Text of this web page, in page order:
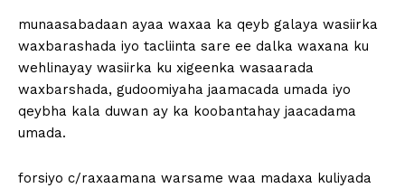
munaasabadaan ayaa waxaa ka qeyb galaya wasiirka
waxbarashada iyo tacliinta sare ee dalka waxana ku
wehlinayay wasiirka ku xigeenka wasaarada
waxbarshada, gudoomiyaha jaamacada umada iyo
qeybha kala duwan ay ka koobantahay jaacadama
umada.
forsiyo c/raxaamana warsame waa madaxa kuliyada